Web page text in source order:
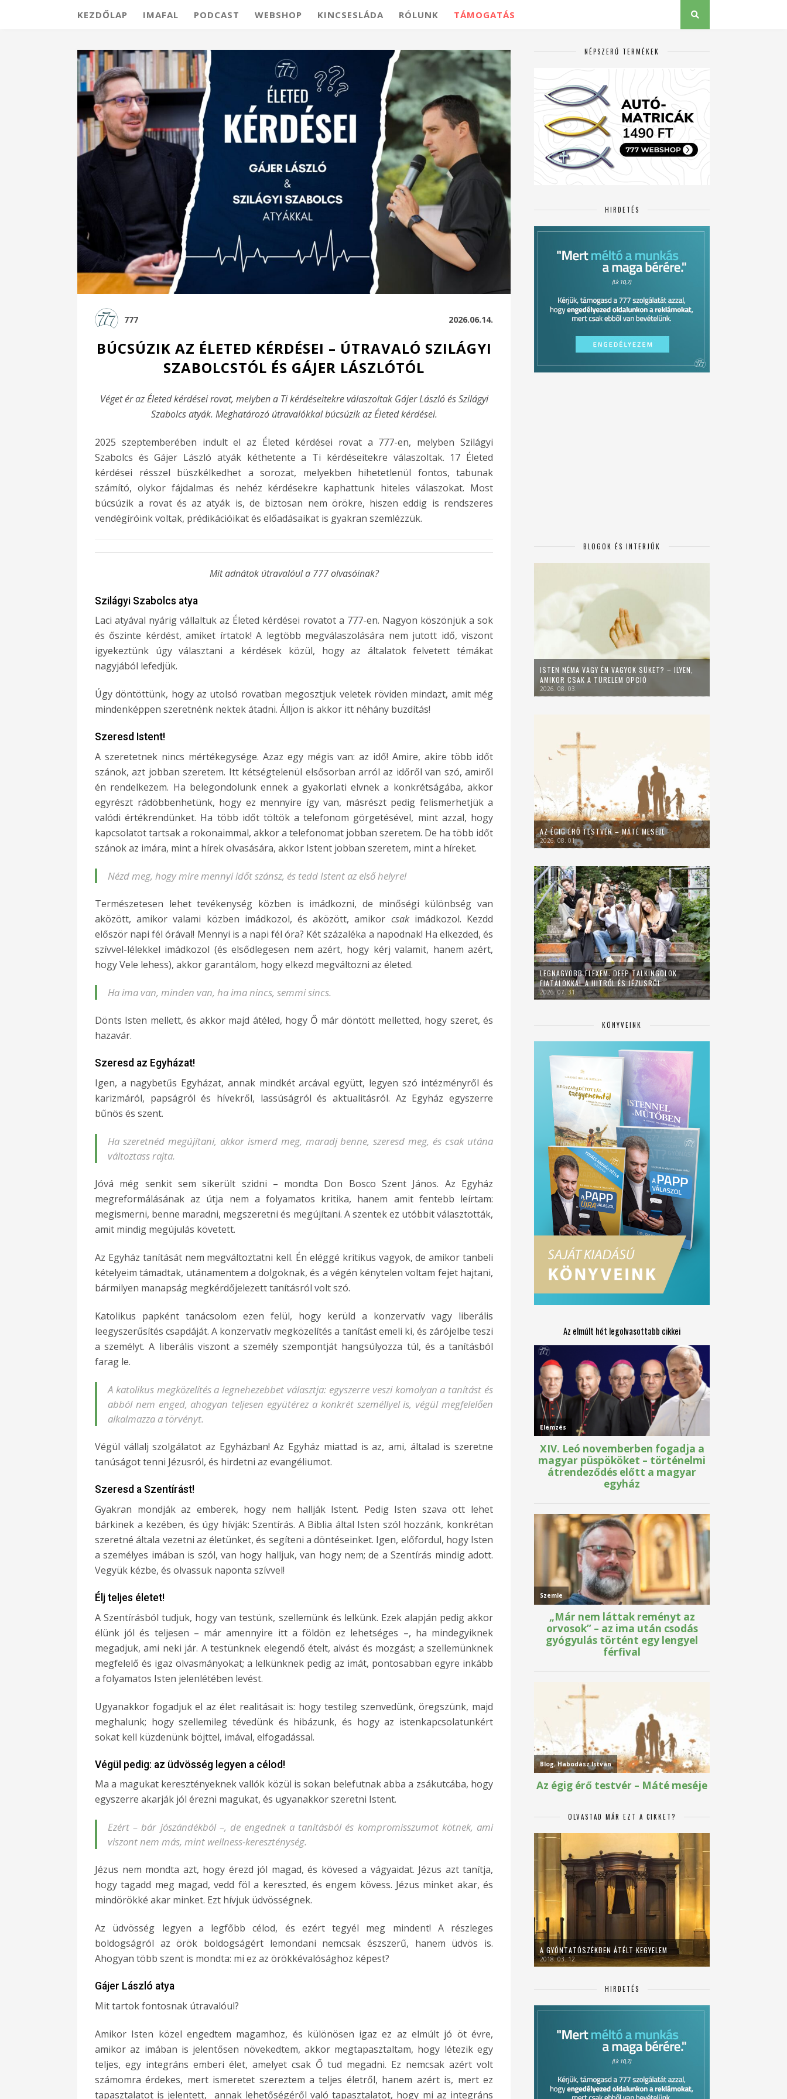
KEZDŐLAP IMAFAL PODCAST WEBSHOP KINCSESLÁDA RÓLUNK TÁMOGATÁS
777 2026.06.14.
BÚCSÚZIK AZ ÉLETED KÉRDÉSEI – ÚTRAVALÓ SZILÁGYI
SZABOLCSTÓL ÉS GÁJER LÁSZLÓTÓL
Véget ér az Életed kérdései rovat, melyben a Ti kérdéseitekre válaszoltak Gájer László és Szilágyi
Szabolcs atyák. Meghatározó útravalókkal búcsúzik az Életed kérdései.
2025 szeptemberében indult el az Életed kérdései rovat a 777-en, melyben Szilágyi
Szabolcs és Gájer László atyák kéthetente a Ti kérdéseitekre válaszoltak. 17 Életed
kérdései résszel büszkélkedhet a sorozat, melyekben hihetetlenül fontos, tabunak
számító, olykor fájdalmas és nehéz kérdésekre kaphattunk hiteles válaszokat. Most
búcsúzik a rovat és az atyák is, de biztosan nem örökre, hiszen eddig is rendszeres
vendégíróink voltak, prédikációikat és előadásaikat is gyakran szemlézzük.
Mit adnátok útravalóul a 777 olvasóinak?
Szilágyi Szabolcs atya
Laci atyával nyárig vállaltuk az Életed kérdései rovatot a 777-en. Nagyon köszönjük a sok
és őszinte kérdést, amiket írtatok! A legtöbb megválaszolására nem jutott idő, viszont
igyekeztünk úgy választani a kérdések közül, hogy az általatok felvetett témákat
nagyjából lefedjük.
Úgy döntöttünk, hogy az utolsó rovatban megosztjuk veletek röviden mindazt, amit még
mindenképpen szeretnénk nektek átadni. Álljon is akkor itt néhány buzdítás!
Szeresd Istent!
A szeretetnek nincs mértékegysége. Azaz egy mégis van: az idő! Amire, akire több időt
szánok, azt jobban szeretem. Itt kétségtelenül elsősorban arról az időről van szó, amiről
én rendelkezem. Ha belegondolunk ennek a gyakorlati elvnek a konkrétságába, akkor
egyrészt rádöbbenhetünk, hogy ez mennyire így van, másrészt pedig felismerhetjük a
valódi értékrendünket. Ha több időt töltök a telefonom görgetésével, mint azzal, hogy
kapcsolatot tartsak a rokonaimmal, akkor a telefonomat jobban szeretem. De ha több időt
szánok az imára, mint a hírek olvasására, akkor Istent jobban szeretem, mint a híreket.
Nézd meg, hogy mire mennyi időt szánsz, és tedd Istent az első helyre!
Természetesen lehet tevékenység közben is imádkozni, de minőségi különbség van
aközött, amikor valami közben imádkozol, és aközött, amikor csakimádkozol. Kezdd
először napi fél órával! Mennyi is a napi fél óra? Két százaléka a napodnak! Ha elkezded, és
szívvel-lélekkel imádkozol (és elsődlegesen nem azért, hogy kérj valamit, hanem azért,
hogy Vele lehess), akkor garantálom, hogy elkezd megváltozni az életed.
Ha ima van, minden van, ha ima nincs, semmi sincs.
Dönts Isten mellett, és akkor majd átéled, hogy Ő már döntött melletted, hogy szeret, és
hazavár.
Szeresd az Egyházat!
Igen, a nagybetűs Egyházat, annak mindkét arcával együtt, legyen szó intézményről és
karizmáról, papságról és hívekről, lassúságról és aktualitásról. Az Egyház egyszerre
bűnös és szent.
Ha szeretnéd megújítani, akkor ismerd meg, maradj benne, szeresd meg, és csak utána
változtass rajta.
Jóvá még senkit sem sikerült szidni – mondta Don Bosco Szent János. Az Egyház
megreformálásának az útja nem a folyamatos kritika, hanem amit fentebb leírtam:
megismerni, benne maradni, megszeretni és megújítani. A szentek ez utóbbit választották,
amit mindig megújulás követett.
Az Egyház tanítását nem megváltoztatni kell. Én eléggé kritikus vagyok, de amikor tanbeli
kételyeim támadtak, utánamentem a dolgoknak, és a végén kénytelen voltam fejet hajtani,
bármilyen manapság megkérdőjelezett tanításról volt szó.
Katolikus papként tanácsolom ezen felül, hogy kerüld a konzervatív vagy liberális
leegyszerűsítés csapdáját. A konzervatív megközelítés a tanítást emeli ki, és zárójelbe teszi
a személyt. A liberális viszont a személy szempontját hangsúlyozza túl, és a tanításból
farag le.
A katolikus megközelítés a legnehezebbet választja: egyszerre veszi komolyan a tanítást és
abból nem enged, ahogyan teljesen együtérez a konkrét személlyel is, végül megfelelően
alkalmazza a törvényt.
Végül vállalj szolgálatot az Egyházban! Az Egyház miattad is az, ami, általad is szeretne
tanúságot tenni Jézusról, és hirdetni az evangéliumot.
Szeresd a Szentírást!
Gyakran mondják az emberek, hogy nem hallják Istent. Pedig Isten szava ott lehet
bárkinek a kezében, és úgy hívják: Szentírás. A Biblia által Isten szól hozzánk, konkrétan
szeretné általa vezetni az életünket, és segíteni a döntéseinket. Igen, előfordul, hogy Isten
a személyes imában is szól, van hogy halljuk, van hogy nem; de a Szentírás mindig adott.
Vegyük kézbe, és olvassuk naponta szívvel!
Élj teljes életet!
A Szentírásból tudjuk, hogy van testünk, szellemünk és lelkünk. Ezek alapján pedig akkor
élünk jól és teljesen – már amennyire itt a földön ez lehetséges –, ha mindegyiknek
megadjuk, ami neki jár. A testünknek elegendő ételt, alvást és mozgást; a szellemünknek
megfelelő és igaz olvasmányokat; a lelkünknek pedig az imát, pontosabban egyre inkább
a folyamatos Isten jelenlétében levést.
Ugyanakkor fogadjuk el az élet realitásait is: hogy testileg szenvedünk, öregszünk, majd
meghalunk; hogy szellemileg tévedünk és hibázunk, és hogy az istenkapcsolatunkért
sokat kell küzdenünk böjttel, imával, elfogadással.
Végül pedig: az üdvösség legyen a célod!
Ma a magukat keresztényeknek vallók közül is sokan belefutnak abba a zsákutcába, hogy
egyszerre akarják jól érezni magukat, és ugyanakkor szeretni Istent.
Ezért – bár jószándékból –, de engednek a tanításból és kompromisszumot kötnek, ami
viszont nem más, mint wellness-kereszténység.
Jézus nem mondta azt, hogy érezd jól magad, és kövesed a vágyaidat. Jézus azt tanítja,
hogy tagadd meg magad, vedd föl a kereszted, és engem kövess. Jézus minket akar, és
mindörökké akar minket. Ezt hívjuk üdvösségnek.
Az üdvösség legyen a legfőbb célod, és ezért tegyél meg mindent! A részleges
boldogságról az örök boldogságért lemondani nemcsak észszerű, hanem üdvös is.
Ahogyan több szent is mondta: mi ez az örökkévalósághoz képest?
Gájer László atya
Mit tartok fontosnak útravalóul?
Amikor Isten közel engedtem magamhoz, és különösen igaz ez az elmúlt jó öt évre,
amikor az imában is jelentősen növekedtem, akkor megtapasztaltam, hogy létezik egy
teljes, egy integráns emberi élet, amelyet csak Ő tud megadni. Ez nemcsak azért volt
számomra érdekes, mert ismeretet szereztem a teljes életről, hanem azért is, mert ez
tapasztalatot is jelentett, annak lehetőségéről való tapasztalatot, hogy mi az integráns
NÉPSZERŰ TERMÉKEK
HIRDETÉS
BLOGOK ÉS INTERJÚK
ISTEN NÉMA VAGY ÉN VAGYOK SÜKET? – ILYEN,
AMIKOR CSAK A TÜRELEM OPCIÓ
2026. 08. 03.
AZ ÉGIG ÉRŐ TESTVÉR – MÁTÉ MESÉJE
2026. 08. 01.
LEGNAGYOBB FLEXEM: DEEP TALKINGOLOK
FIATALOKKAL A HITRŐL ÉS JÉZUSRÓL
2026. 07. 31.
KÖNYVEINK
Az elmúlt hét legolvasottabb cikkei
OLVASTAD MÁR EZT A CIKKET?
A GYÓNTATÓSZÉKBEN ÁTÉLT KEGYELEM
2018. 03. 12.
HIRDETÉS